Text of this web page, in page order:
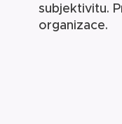
subjektivitu.
organizace.